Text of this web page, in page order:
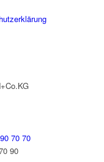
70 70
90